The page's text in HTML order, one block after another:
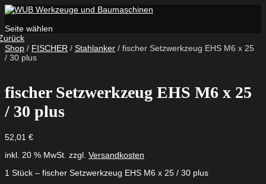
Seite wählen
Shop / FISCHER / Stahlanker / fischer Setzwerkzeug EHS M6 x 25
/ 30 plus
fischer Setzwerkzeug EHS M6 x 25
/ 30 plus
52,01 €
inkl. 20 % MwSt. zzgl. Versandkosten
1 Stück – fischer Setzwerkzeug EHS M6 x 25 / 30 plus